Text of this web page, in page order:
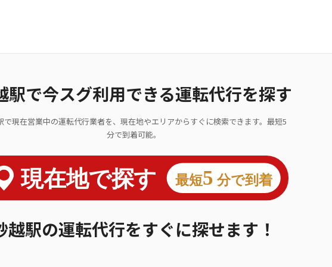
駅で今スグ利用できる運転代行を探す
で現在営業中の運転代行業者を、現在地やエリアからすぐに検索できます。最短5
分で到着可能。
越駅の運転代行をすぐに探せます！